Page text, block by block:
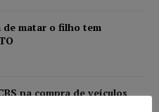
matar o filho tem
na compra de veículos